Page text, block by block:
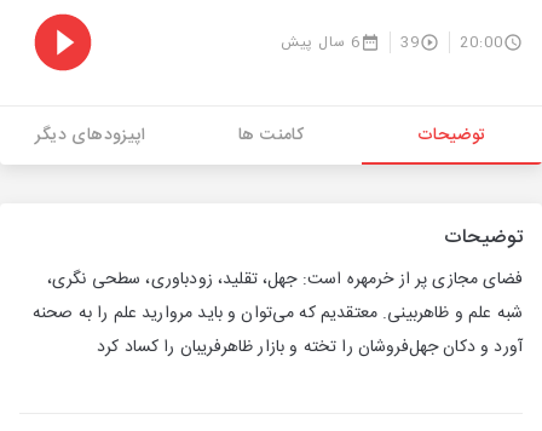
20:00
39 6 سال پیش
توضیحات کامنت ها اپیزودهای دیگر
توضیحات
فضای مجازی پر از خرمهره است: جهل، تقلید، زودباوری، سطحی نگری،
شبه علم و ظاهربینی. معتقدیم که می‌توان و باید مروارید علم را به صحنه
آورد و دکان جهل‌فروشان را تخته و بازار ظاهرفریبان را کساد کرد